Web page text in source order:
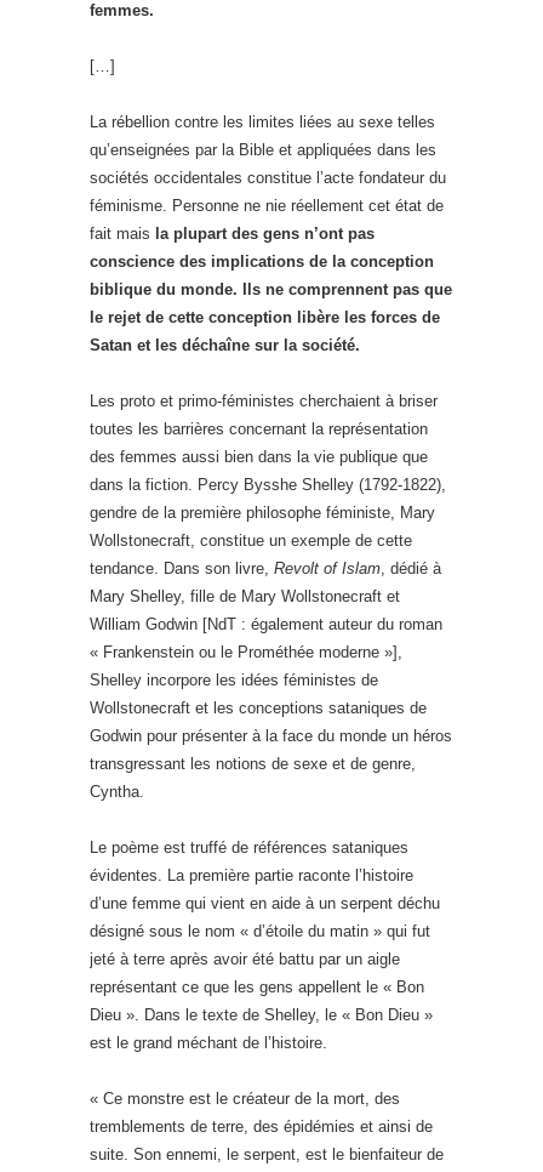
femmes.
[…]
La rébellion contre les limites liées au sexe telles
qu’enseignées par la Bible et appliquées dans les
sociétés occidentales constitue l’acte fondateur du
féminisme. Personne ne nie réellement cet état de
fait mais la plupart des gens n’ont pas
conscience des implications de la conception
biblique du monde. Ils ne comprennent pas que
le rejet de cette conception libère les forces de
Satan et les déchaîne sur la société.
Les proto et primo-féministes cherchaient à briser
toutes les barrières concernant la représentation
des femmes aussi bien dans la vie publique que
dans la fiction. Percy Bysshe Shelley (1792-1822),
gendre de la première philosophe féministe, Mary
Wollstonecraft, constitue un exemple de cette
tendance. Dans son livre, Revolt of Islam, dédié à
Mary Shelley, fille de Mary Wollstonecraft et
William Godwin [NdT : également auteur du roman
« Frankenstein ou le Prométhée moderne »],
Shelley incorpore les idées féministes de
Wollstonecraft et les conceptions sataniques de
Godwin pour présenter à la face du monde un héros
transgressant les notions de sexe et de genre,
Cyntha.
Le poème est truffé de références sataniques
évidentes. La première partie raconte l’histoire
d’une femme qui vient en aide à un serpent déchu
désigné sous le nom « d’étoile du matin » qui fut
jeté à terre après avoir été battu par un aigle
représentant ce que les gens appellent le « Bon
Dieu ». Dans le texte de Shelley, le « Bon Dieu »
est le grand méchant de l’histoire.
« Ce monstre est le créateur de la mort, des
tremblements de terre, des épidémies et ainsi de
suite. Son ennemi, le serpent, est le bienfaiteur de